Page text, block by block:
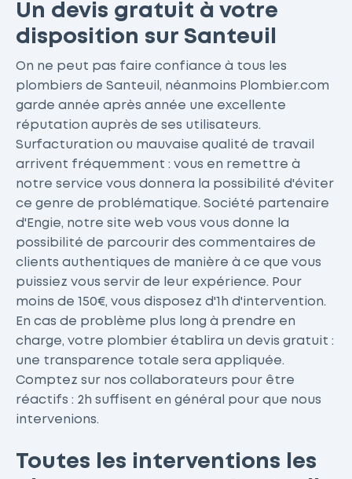
Un devis gratuit à votre
disposition sur Santeuil
On ne peut pas faire confiance à tous les
plombiers de Santeuil, néanmoins Plombier.com
garde année après année une excellente
réputation auprès de ses utilisateurs.
Surfacturation ou mauvaise qualité de travail
arrivent fréquemment : vous en remettre à
notre service vous donnera la possibilité d'éviter
ce genre de problématique. Société partenaire
d'Engie, notre site web vous vous donne la
possibilité de parcourir des commentaires de
clients authentiques de manière à ce que vous
puissiez vous servir de leur expérience. Pour
moins de 150€, vous disposez d'1h d'intervention.
En cas de problème plus long à prendre en
charge, votre plombier établira un devis gratuit :
une transparence totale sera appliquée.
Comptez sur nos collaborateurs pour être
réactifs : 2h suffisent en général pour que nous
intervenions.
Toutes les interventions les